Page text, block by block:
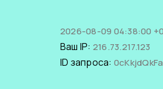
2026-08-09 04:38:00
Ваш IP: 216.73.217.123
ID запроса: